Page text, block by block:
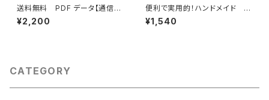
送料無料 PDF データ【通信講
座】３種の可愛いペーパーバッグ
が作れるLesson
¥2,200
便利で実用的！ハンドメイド リ
ボンバッグクリップ／ バッグチャ
ームキーホルダー／キークリッ
¥1,540
CATEGORY